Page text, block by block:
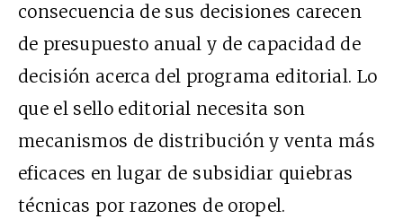
consecuencia de sus decisiones carecen
de presupuesto anual y de capacidad de
decisión acerca del programa editorial. Lo
que el sello editorial necesita son
mecanismos de distribución y venta más
eficaces en lugar de subsidiar quiebras
técnicas por razones de oropel.